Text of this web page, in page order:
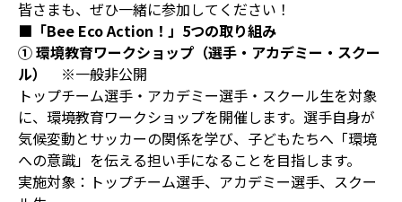
皆さまも、ぜひ一緒に参加してください！
■「Bee Eco Action！」5つの取り組み
① 環境教育ワークショップ（選手・アカデミー・スクー
ル） ※一般非公開
トップチーム選手・アカデミー選手・スクール生を対象
に、環境教育ワークショップを開催します。選手自身が
気候変動とサッカーの関係を学び、子どもたちへ「環境
への意識」を伝える担い手になることを目指します。
実施対象：トップチーム選手、アカデミー選手、スクー